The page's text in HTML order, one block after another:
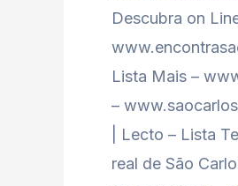
Descubra on
Lista Mais –
–
| Lecto – Lista
real de São